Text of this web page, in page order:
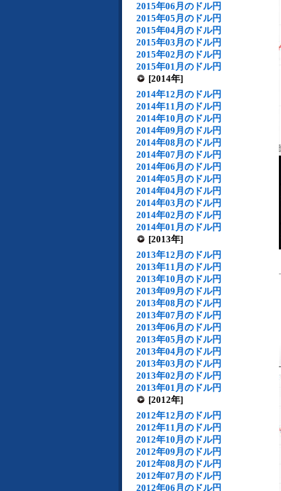
2015年06月のドル円
2015年05月のドル円
2015年04月のドル円
2015年03月のドル円
2015年02月のドル円
2015年01月のドル円
[2014年]
2014年12月のドル円
2014年11月のドル円
2014年10月のドル円
2014年09月のドル円
2014年08月のドル円
2014年07月のドル円
2014年06月のドル円
2014年05月のドル円
2014年04月のドル円
2014年03月のドル円
2014年02月のドル円
2014年01月のドル円
[2013年]
2013年12月のドル円
2013年11月のドル円
2013年10月のドル円
2013年09月のドル円
2013年08月のドル円
2013年07月のドル円
2013年06月のドル円
2013年05月のドル円
2013年04月のドル円
2013年03月のドル円
2013年02月のドル円
2013年01月のドル円
[2012年]
2012年12月のドル円
2012年11月のドル円
2012年10月のドル円
2012年09月のドル円
2012年08月のドル円
2012年07月のドル円
2012年06月のドル円